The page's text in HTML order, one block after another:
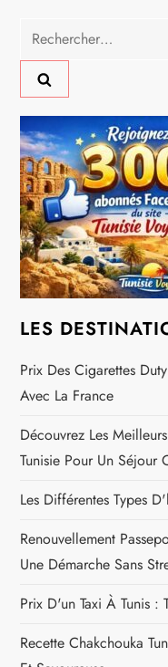
g
a
t
i
o
n
d
e
l
’
a
r
t
i
c
Rechercher :
LES
Prix Des Cigarettes
Avec La France
Découvrez Les
Tunisie Pour Un
Les Différentes Types
Renouvellement
Une Démarche Sans
Prix D'un Taxi À Tunis :
Recette Chakchouka